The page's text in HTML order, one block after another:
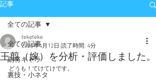
記事
全ての記事
副将キャラ
裏技・小ネタ
全ての記事
王翦（嫁）を分析・評価しました。
teketeke
2023年4月12日 読了時間: 4分
どうも！てけてけです。